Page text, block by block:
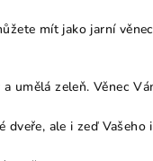
mít jako jarní
umělá zeleň. Věnec
dveře, ale i zeď Vašeho